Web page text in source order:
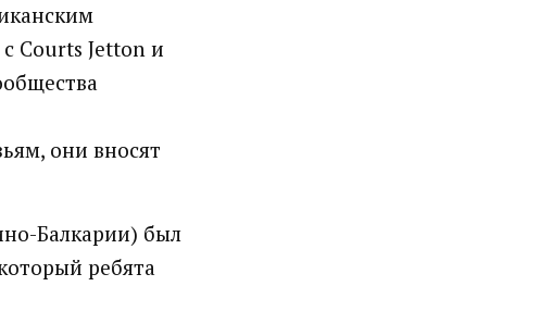
Courts Jetton и
они вносят
Балкарии) был
ребята